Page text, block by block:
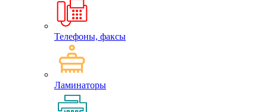
Телефоны, факсы
Ламинаторы